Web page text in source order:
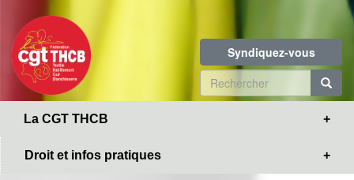
contenu
principal
Syndiquez-vous
Formulaire
de
La CGT THCB
Droit et infos pratiques